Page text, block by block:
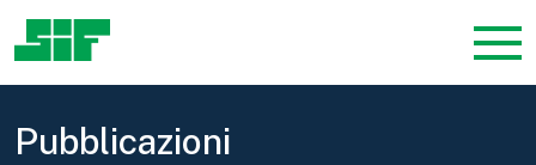
Pubblicazioni